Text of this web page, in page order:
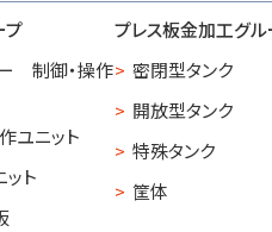
プ
制御・操作
ユニット
ト
プレス板金加工グル
密閉型タンク
開放型タンク
特殊タンク
筐体